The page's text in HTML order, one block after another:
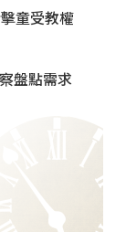
童受教權
盤點需求